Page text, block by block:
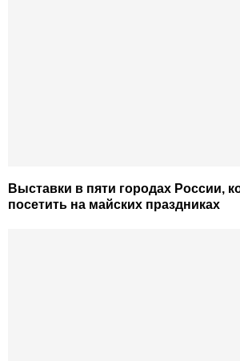
Выставки в пяти городах России,
посетить на майских праздниках